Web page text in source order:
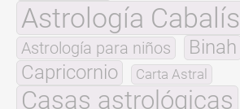
Astrología
Astrología para niños
Binah
Capricornio
Carta Astral
Casas astrológicas